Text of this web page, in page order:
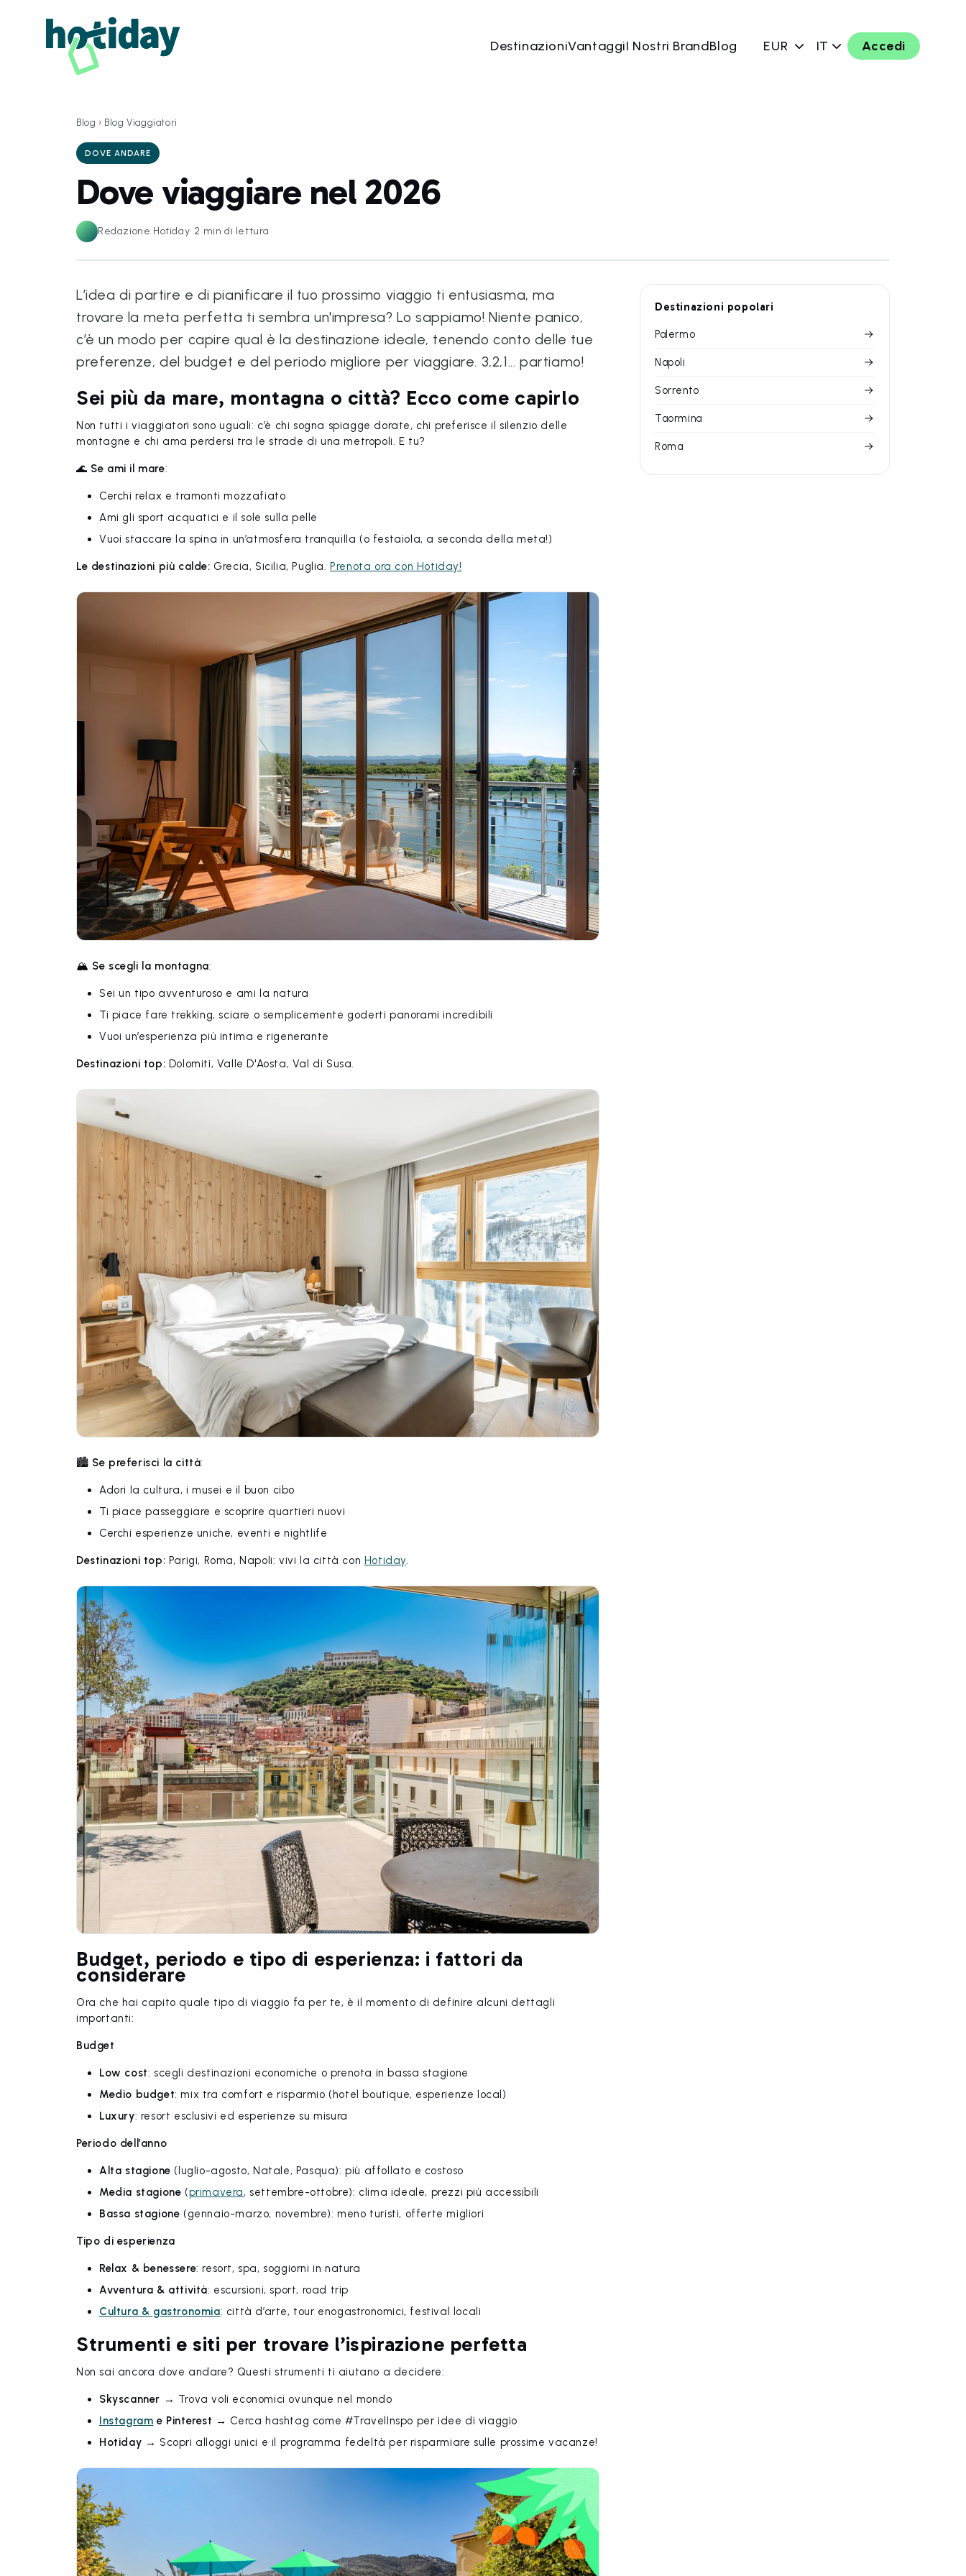
DestinazioniVantaggiI Nostri BrandBlog EUR IT Accedi
Blog › Blog Viaggiatori
DOVE ANDARE
Dove viaggiare nel 2026
Redazione Hotiday· 2 min di lettura
L’idea di partire e di pianificare il tuo prossimo viaggio ti entusiasma, ma
trovare la meta perfetta ti sembra un'impresa? Lo sappiamo! Niente panico,
c’è un modo per capire qual è la destinazione ideale, tenendo conto delle tue
preferenze, del budget e del periodo migliore per viaggiare. 3,2,1... partiamo!
Sei più da mare, montagna o città? Ecco come capirlo
Non tutti i viaggiatori sono uguali: c’è chi sogna spiagge dorate, chi preferisce il silenzio delle
montagne e chi ama perdersi tra le strade di una metropoli. E tu?
🌊 Se ami il mare:
Cerchi relax e tramonti mozzafiato
Ami gli sport acquatici e il sole sulla pelle
Vuoi staccare la spina in un’atmosfera tranquilla (o festaiola, a seconda della meta!)
Le destinazioni più calde: Grecia, Sicilia, Puglia.Prenota ora con Hotiday!
🏔️ Se scegli la montagna:
Sei un tipo avventuroso e ami la natura
Ti piace fare trekking, sciare o semplicemente goderti panorami incredibili
Vuoi un’esperienza più intima e rigenerante
Destinazioni top: Dolomiti, Valle D'Aosta, Val di Susa.
🏙️ Se preferisci la città:
Adori la cultura, i musei e il buon cibo
Ti piace passeggiare e scoprire quartieri nuovi
Cerchi esperienze uniche, eventi e nightlife
Destinazioni top: Parigi, Roma, Napoli: vivi la città con Hotiday.
Budget, periodo e tipo di esperienza: i fattori da
considerare
Ora che hai capito quale tipo di viaggio fa per te, è il momento di definire alcuni dettagli
importanti:
Budget
Low cost: scegli destinazioni economiche o prenota in bassa stagione
Medio budget: mix tra comfort e risparmio (hotel boutique, esperienze local)
Luxury: resort esclusivi ed esperienze su misura
Periodo dell’anno
Alta stagione (luglio-agosto, Natale, Pasqua): più affollato e costoso
Media stagione (primavera, settembre-ottobre): clima ideale, prezzi più accessibili
Bassa stagione (gennaio-marzo, novembre): meno turisti, offerte migliori
Tipo di esperienza
Relax & benessere: resort, spa, soggiorni in natura
Avventura & attività: escursioni, sport, road trip
Cultura & gastronomia: città d’arte, tour enogastronomici, festival locali
Strumenti e siti per trovare l’ispirazione perfetta
Non sai ancora dove andare? Questi strumenti ti aiutano a decidere:
Skyscanner → Trova voli economici ovunque nel mondo
Instagram e Pinterest → Cerca hashtag come #TravelInspo per idee di viaggio
Hotiday → Scopri alloggi unici e il programma fedeltà per risparmiare sulle prossime vacanze!
Destinazioni popolari
Palermo
Napoli
Sorrento
Taormina
Roma